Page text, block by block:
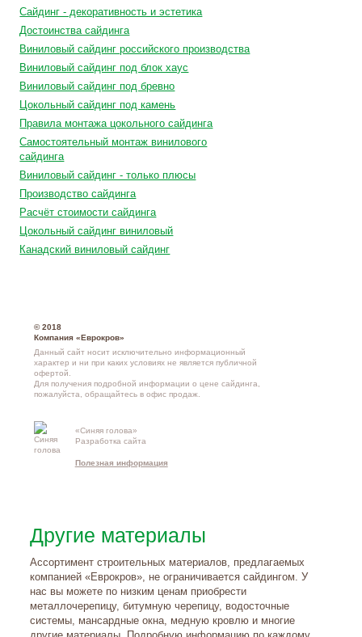
Сайдинг - декоративность и эстетика
Достоинства сайдинга
Виниловый сайдинг российского производства
Виниловый сайдинг под блок хаус
Виниловый сайдинг под бревно
Цокольный сайдинг под камень
Правила монтажа цокольного сайдинга
Самостоятельный монтаж винилового
сайдинга
Виниловый сайдинг - только плюсы
Производство сайдинга
Расчёт стоимости сайдинга
Цокольный сайдинг виниловый
Канадский виниловый сайдинг
© 2018
Компания «Еврокров»
Данный сайт носит исключительно информационный
характер и ни при каких условиях не является публичной
офертой.
Для получения подробной информации оцене сайдинга
пожалуйста, обращайтесь вофис продаж
«Синяя голова»
Разработка сайта
Полезная информация
Другие материалы
Ассортимент строительных материалов, предлагаемых
компанией «Еврокров», не ограничивается сайдингом. У
нас вы можете по низким ценам приобрести
металлочерепицу, битумную черепицу, водосточные
системы, мансардные окна, медную кровлю и многие